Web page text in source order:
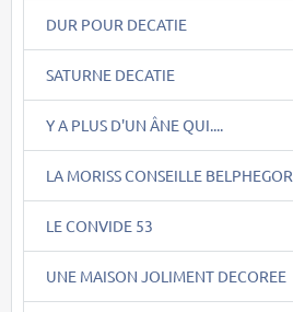
DUR POUR DECATIE
SATURNE DECATIE
Y A PLUS D'UN ÂNE QUI....
LA MORISS CONSEILLE BELPHEGOR
LE CONVIDE 53
UNE MAISON JOLIMENT DECOREE